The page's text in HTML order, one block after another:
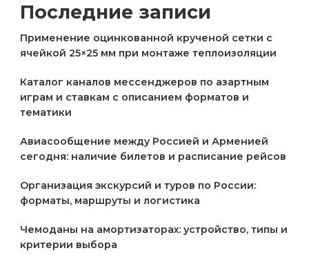
Последние записи
Применение оцинкованной крученой сетки с
ячейкой 25×25 мм при монтаже теплоизоляции
Каталог каналов мессенджеров по азартным
играм и ставкам с описанием форматов и
тематики
Авиасообщение между Россией и Арменией
сегодня: наличие билетов и расписание рейсов
Организация экскурсий и туров по России:
форматы, маршруты и логистика
Чемоданы на амортизаторах: устройство, типы и
критерии выбора